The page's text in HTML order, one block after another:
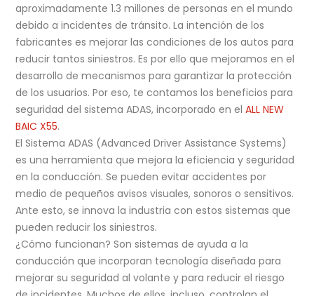
aproximadamente 1.3 millones de personas en el mundo
debido a incidentes de tránsito. La intención de los
fabricantes es mejorar las condiciones de los autos para
reducir tantos siniestros. Es por ello que mejoramos en el
desarrollo de mecanismos para garantizar la protección
de los usuarios. Por eso, te contamos los beneficios para
seguridad del sistema ADAS, incorporado en elALL NEW
BAIC X55.
El Sistema ADAS (Advanced Driver Assistance Systems)
es una herramienta que mejora la eficiencia y seguridad
en la conducción. Se pueden evitar accidentes por
medio de pequeños avisos visuales, sonoros o sensitivos.
Ante esto, se innova la industria con estos sistemas que
pueden reducir los siniestros.
¿Cómo funcionan? Son sistemas de ayuda a la
conducción que incorporan tecnología diseñada para
mejorar su seguridad al volante y para reducir el riesgo